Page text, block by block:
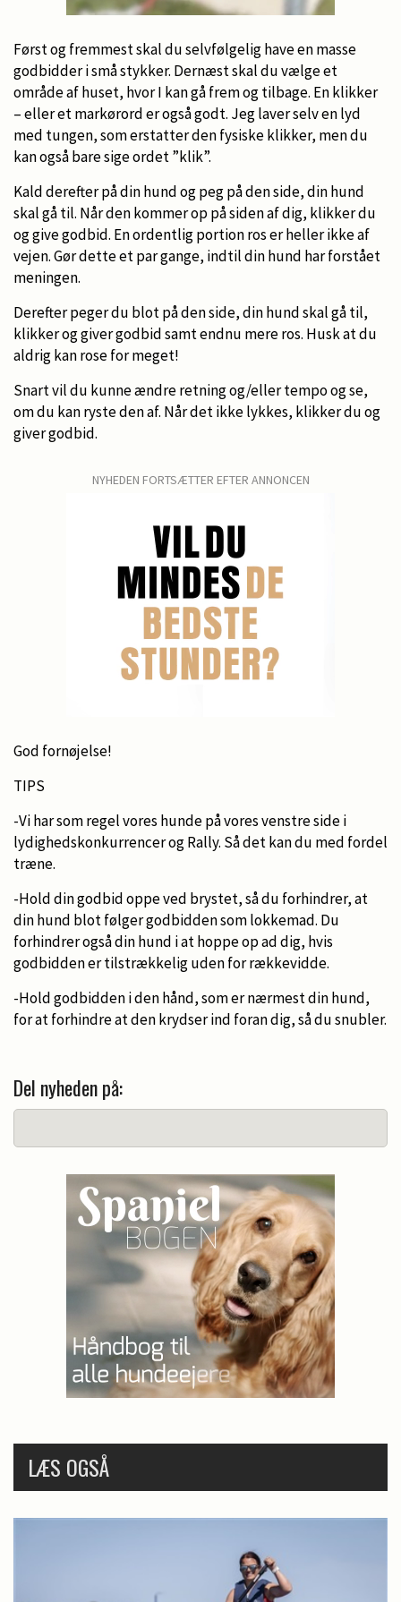
Først og fremmest skal du selvfølgelig have en masse
godbidder i små stykker. Dernæst skal du vælge et
område af huset, hvor I kan gå frem og tilbage. En klikker
– eller et markørord er også godt. Jeg laver selv en lyd
med tungen, som erstatter den fysiske klikker, men du
kan også bare sige ordet ”klik”.
Kald derefter på din hund og peg på den side, din hund
skal gå til. Når den kommer op på siden af dig, klikker du
og give godbid. En ordentlig portion ros er heller ikke af
vejen. Gør dette et par gange, indtil din hund har forstået
meningen.
Derefter peger du blot på den side, din hund skal gå til,
klikker og giver godbid samt endnu mere ros. Husk at du
aldrig kan rose for meget!
Snart vil du kunne ændre retning og/eller tempo og se,
om du kan ryste den af. Når det ikke lykkes, klikker du og
giver godbid.
NYHEDEN FORTSÆTTER EFTER ANNONCEN
God fornøjelse!
TIPS
-Vi har som regel vores hunde på vores venstre side i
lydighedskonkurrencer og Rally. Så det kan du med fordel
træne.
-Hold din godbid oppe ved brystet, så du forhindrer, at
din hund blot følger godbidden som lokkemad. Du
forhindrer også din hund i at hoppe op ad dig, hvis
godbidden er tilstrækkelig uden for rækkevidde.
-Hold godbidden i den hånd, som er nærmest din hund,
for at forhindre at den krydser ind foran dig, så du snubler.
Del nyheden på:
LÆS OGSÅ